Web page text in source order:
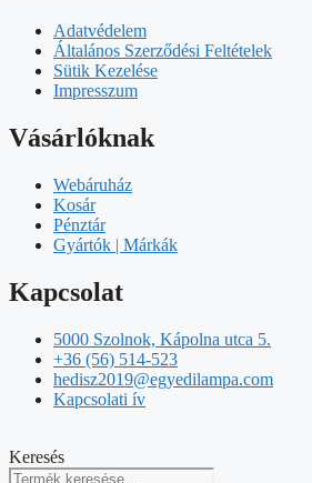
Adatvédelem
Általános Szerződési Feltételek
Sütik Kezelése
Impresszum
Vásárlóknak
Webáruház
Kosár
Pénztár
Gyártók | Márkák
Kapcsolat
5000 Szolnok, Kápolna utca 5.
+36 (56) 514-523
hedisz2019@egyedilampa.com
Kapcsolati ív
Keresés